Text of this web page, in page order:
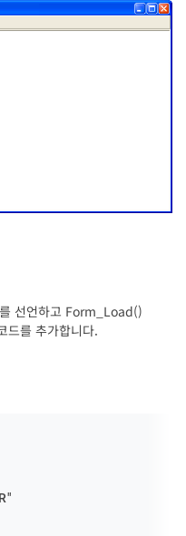
선언하고 Form_Load()
드를 추가합니다.